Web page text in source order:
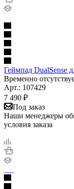
Геймпад DualSense
Временно
Арт.: 107429
7 490 ₽
Под заказ
Наши менеджеры
условия заказа